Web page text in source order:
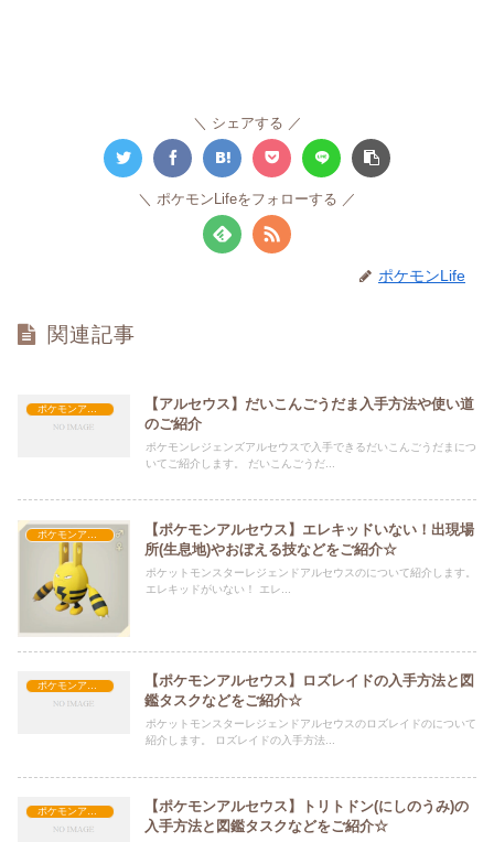
シェアする
ポケモンLifeをフォローする
ポケモンLife
関連記事
ポケモンアルセウス攻略
【アルセウス】だいこんごうだま入手方法や使い道
のご紹介
ポケモンレジェンズアルセウスで入手できるだいこんごうだまにつ
いてご紹介します。 だいこんごうだ...
ポケモンアルセウス攻略
【ポケモンアルセウス】エレキッドいない！出現場
所(生息地)やおぼえる技などをご紹介☆
ポケットモンスターレジェンドアルセウスのについて紹介します。
エレキッドがいない！ エレ...
ポケモンアルセウス攻略
【ポケモンアルセウス】ロズレイドの入手方法と図
鑑タスクなどをご紹介☆
ポケットモンスターレジェンドアルセウスのロズレイドのについて
紹介します。 ロズレイドの入手方法...
ポケモンアルセウス攻略
【ポケモンアルセウス】トリトドン(にしのうみ)の
入手方法と図鑑タスクなどをご紹介☆